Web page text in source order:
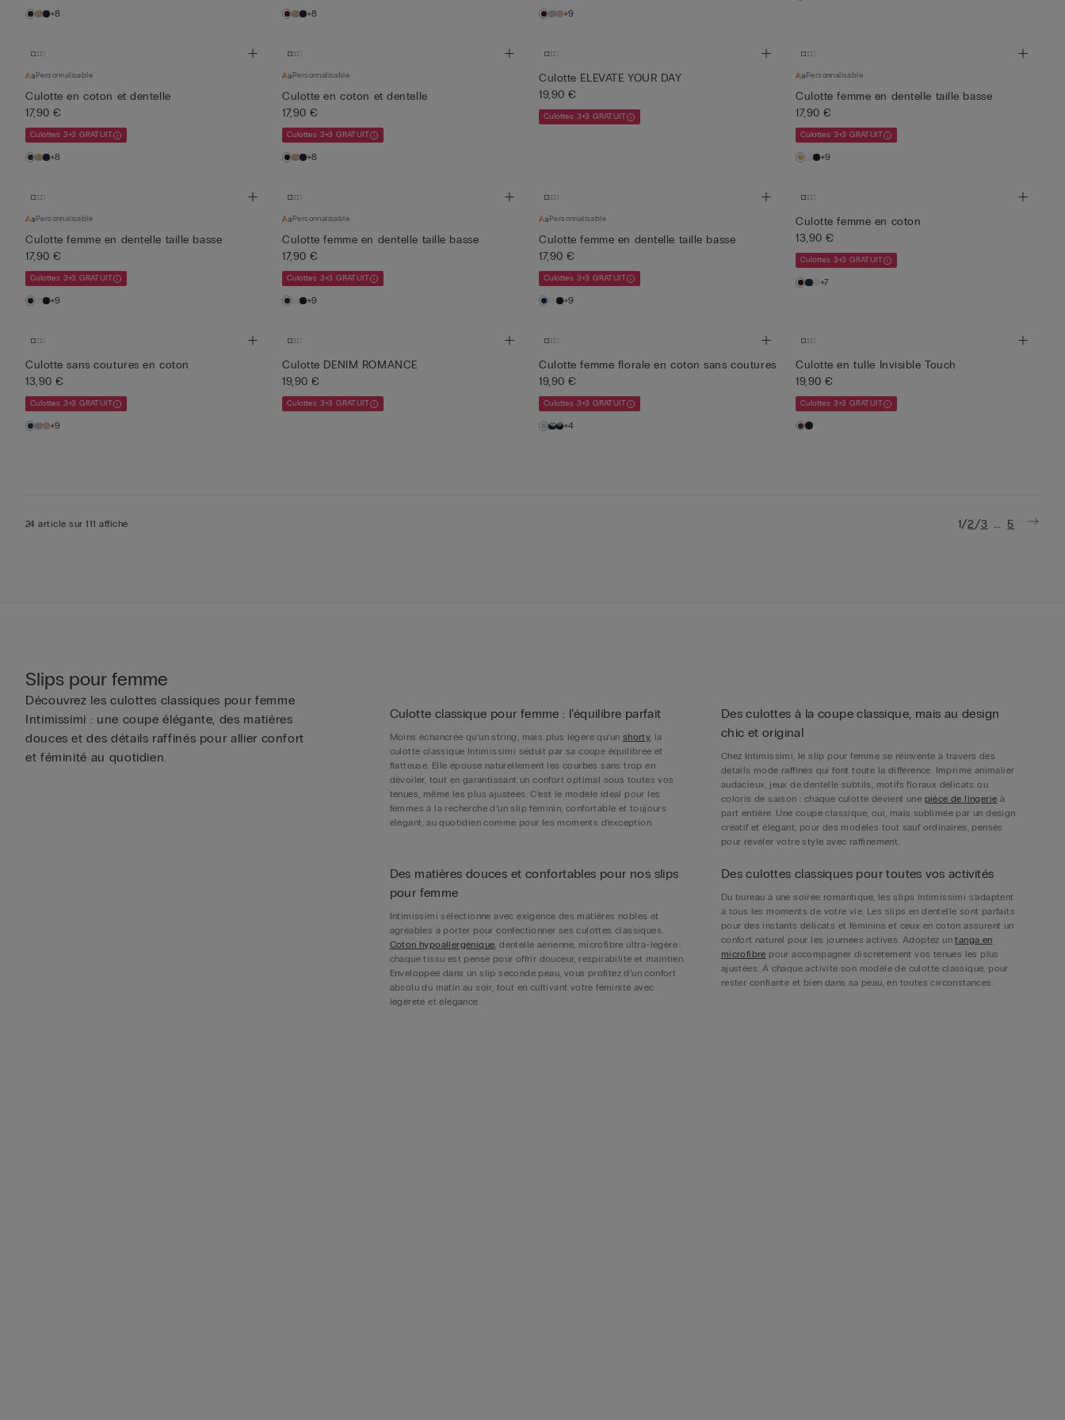
+8 +8 +9
Personnalisable
Culotte en coton et dentelle
17,90 €
Culottes 3+3 GRATUIT
+8
Personnalisable
Culotte en coton et dentelle
17,90 €
Culottes 3+3 GRATUIT
+8
Culotte ELEVATE YOUR DAY
19,90 €
Culottes 3+3 GRATUIT
Personnalisable
Culotte femme en dentelle taille basse
17,90 €
Culottes 3+3 GRATUIT
+9
Personnalisable
Culotte femme en dentelle taille basse
17,90 €
Culottes 3+3 GRATUIT
+9
Personnalisable
Culotte femme en dentelle taille basse
17,90 €
Culottes 3+3 GRATUIT
+9
Personnalisable
Culotte femme en dentelle taille basse
17,90 €
Culottes 3+3 GRATUIT
+9
Culotte femme en coton
13,90 €
Culottes 3+3 GRATUIT
+7
Culotte sans coutures en coton
13,90 €
Culottes 3+3 GRATUIT
+9
Culotte DENIM ROMANCE
19,90 €
Culottes 3+3 GRATUIT
Culotte femme florale en coton sans coutures
19,90 €
Culottes 3+3 GRATUIT
+4
Culotte en tulle Invisible Touch
19,90 €
Culottes 3+3 GRATUIT
24 article sur 111 affiché 1/2/3 ... 5
Slips pour femme
Découvrez les culottes classiques pour femme
Intimissimi : une coupe élégante, des matières
douces et des détails raffinés pour allier confort
et féminité au quotidien.
Culotte classique pour femme : l’équilibre parfait
Moins échancrée qu’un string, mais plus légère qu’un shorty, la
culotte classique Intimissimi séduit par sa coupe équilibrée et
flatteuse. Elle épouse naturellement les courbes sans trop en
dévoiler, tout en garantissant un confort optimal sous toutes vos
tenues, même les plus ajustées. C’est le modèle idéal pour les
femmes à la recherche d’un slip féminin, confortable et toujours
élégant, au quotidien comme pour les moments d’exception.
Des culottes à la coupe classique, mais au design
chic et original
Chez Intimissimi, le slip pour femme se réinvente à travers des
détails mode raffinés qui font toute la différence. Imprimé animalier
audacieux, jeux de dentelle subtils, motifs floraux délicats ou
coloris de saison : chaque culotte devient une pièce de lingerie à
part entière. Une coupe classique, oui, mais sublimée par un design
créatif et élégant, pour des modèles tout sauf ordinaires, pensés
pour révéler votre style avec raffinement.
Des matières douces et confortables pour nos slips
pour femme
Intimissimi sélectionne avec exigence des matières nobles et
agréables à porter pour confectionner ses culottes classiques.
Coton hypoallergénique, dentelle aérienne, microfibre ultra-légère :
chaque tissu est pensé pour offrir douceur, respirabilité et maintien.
Enveloppée dans un slip seconde peau, vous profitez d’un confort
absolu du matin au soir, tout en cultivant votre féminité avec
légèreté et élégance.
Des culottes classiques pour toutes vos activités
Du bureau à une soirée romantique, les slips Intimissimi s’adaptent
à tous les moments de votre vie. Les slips en dentelle sont parfaits
pour des instants délicats et féminins et ceux en coton assurent un
confort naturel pour les journées actives. Adoptez untanga en
microfibre pour accompagner discrètement vos tenues les plus
ajustées. À chaque activité son modèle de culotte classique, pour
rester confiante et bien dans sa peau, en toutes circonstances.